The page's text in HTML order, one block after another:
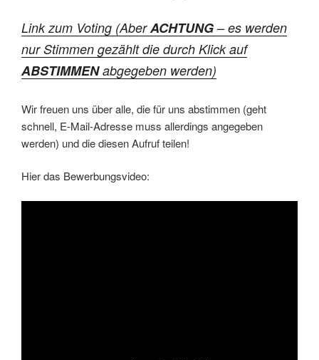
Link zum Voting (AberACHTUNG – es werden
nur Stimmen gezählt die durch Klick auf
ABSTIMMENabgegeben werden)
Wir freuen uns über alle, die für uns abstimmen (geht
schnell, E-Mail-Adresse muss allerdings angegeben
werden) und die diesen Aufruf teilen!
Hier das Bewerbungsvideo: